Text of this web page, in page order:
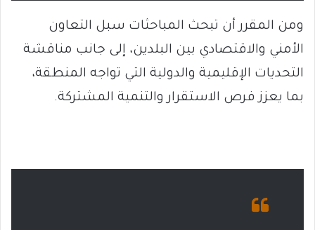
ومن المقرر أن تبحث المباحثات سبل التعاون
الأمني والاقتصادي بين البلدين، إلى جانب مناقشة
التحديات الإقليمية والدولية التي تواجه المنطقة،
بما يعزز فرص الاستقرار والتنمية المشتركة.